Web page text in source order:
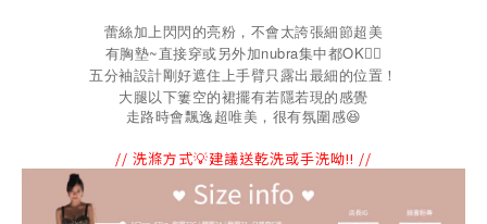
蕾絲加上閃閃的亮粉，不會太誇張細節超美
有胸墊~直接穿或另外加nubra集中都OK👌🏻
五分袖設計剛好遮住上手臂只露出最細的位置！
大腿以下簍空的裙擺有若隱若現的感覺
走路時會飄逸超唯美，很有氛圍感😆
// 洗滌方式💡建議送乾洗或手洗呦!! //